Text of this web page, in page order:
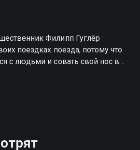
Филипп Гуглёр
поездках поезда, потому что
с людьми и совать свой нос в